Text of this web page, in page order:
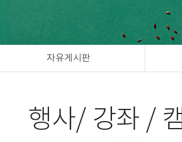
자유게시판
행사/ 강좌 /